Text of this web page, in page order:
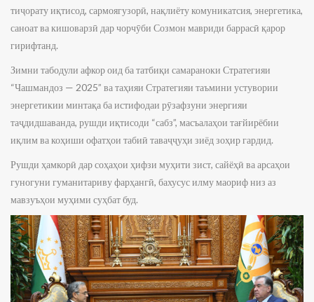
тиҷорату иқтисод, сармоягузорӣ, нақлиёту комуникатсия, энергетика,
саноат ва кишоварзӣ дар чорчӯби Созмон мавриди баррасӣ қарор
гирифтанд.
Зимни табодули афкор оид ба татбиқи самараноки Стратегияи
“Чашмандоз — 2025” ва таҳияи Стратегияи таъмини устувории
энергетикии минтақа ба истифодаи рӯзафзуни энергияи
таҷдидшаванда, рушди иқтисоди “сабз”, масъалаҳои тағйирёбии
иқлим ва коҳиши офатҳои табиӣ таваҷҷуҳи зиёд зоҳир гардид.
Рушди ҳамкорӣ дар соҳаҳои ҳифзи муҳити зист, сайёҳӣ ва арсаҳои
гуногуни гуманитариву фарҳангӣ, бахусус илму маориф низ аз
мавзуъҳои муҳими суҳбат буд.